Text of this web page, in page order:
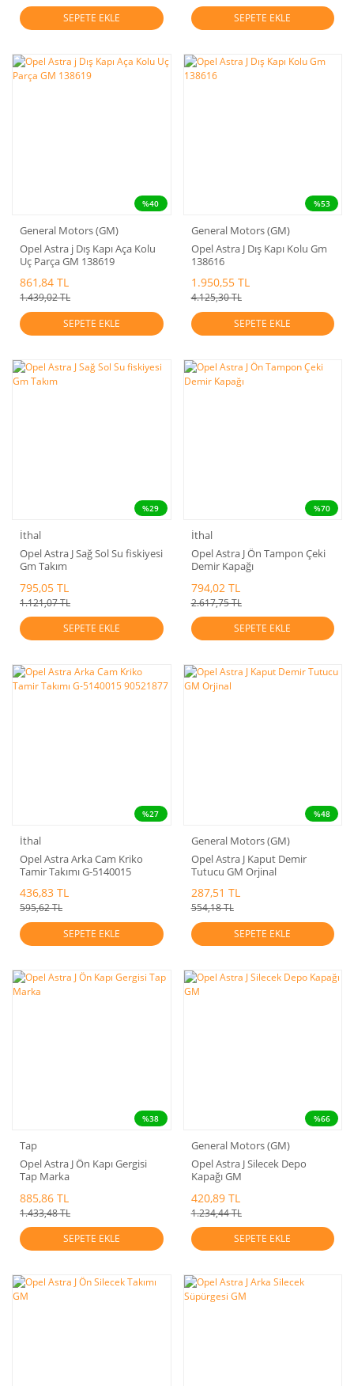
SEPETE EKLE
SEPETE EKLE
%40
General Motors (GM)
Opel Astra j Dış Kapı Aça Kolu
Uç Parça GM 138619
861,84 TL
1.439,02 TL
SEPETE EKLE
%53
General Motors (GM)
Opel Astra J Dış Kapı Kolu Gm
138616
1.950,55 TL
4.125,30 TL
SEPETE EKLE
%29
İthal
Opel Astra J Sağ Sol Su fiskiyesi
Gm Takım
795,05 TL
1.121,07 TL
SEPETE EKLE
%70
İthal
Opel Astra J Ön Tampon Çeki
Demir Kapağı
794,02 TL
2.617,75 TL
SEPETE EKLE
%27
İthal
Opel Astra Arka Cam Kriko
Tamir Takımı G-5140015
436,83 TL
595,62 TL
SEPETE EKLE
%48
General Motors (GM)
Opel Astra J Kaput Demir
Tutucu GM Orjinal
287,51 TL
554,18 TL
SEPETE EKLE
%38
Tap
Opel Astra J Ön Kapı Gergisi
Tap Marka
885,86 TL
1.433,48 TL
SEPETE EKLE
%66
General Motors (GM)
Opel Astra J Silecek Depo
Kapağı GM
420,89 TL
1.234,44 TL
SEPETE EKLE